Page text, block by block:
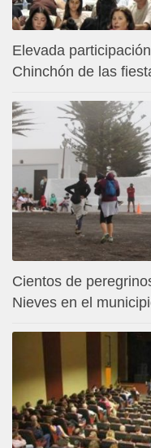
Elevada
Chinchón de las
Cientos de
Nieves en el